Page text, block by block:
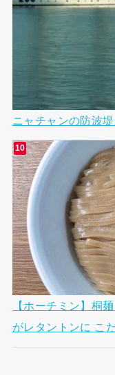
ニャチャンの防波
【ホーチミン】桐
がレタントンに こ